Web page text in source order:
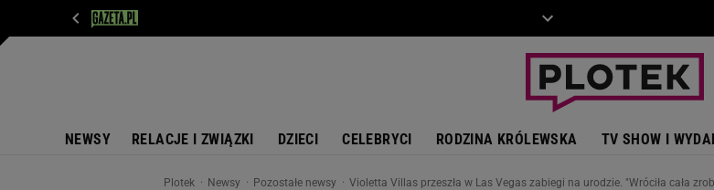
NEWSY RELACJE I ZWIĄZKI DZIECI CELEBRYCI RODZINA KRÓLEWSKA TV SHOW I
Plotek Newsy Pozostałe newsy Violetta Villas przeszła w Las Vegas zabiegi na urodzie. "Wróciła cała